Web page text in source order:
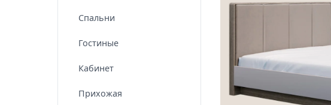
Спальни
Гостиные
Кабинет
Прихожая